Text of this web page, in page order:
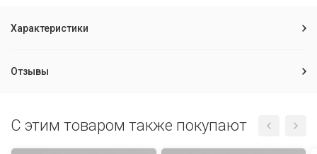
Характеристики
Отзывы
C этим товаром также покупают